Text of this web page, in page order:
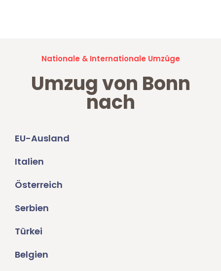
Nationale & Internationale Umzüge
Umzug von Bonn
nach
EU-Ausland
Italien
Österreich
Serbien
Türkei
Belgien